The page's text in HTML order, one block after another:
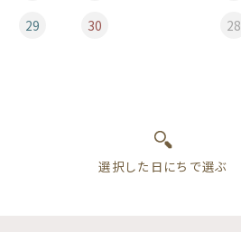
29 30 28